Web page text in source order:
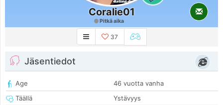
Coralie01
Pitkä aika
37
Jäsentiedot
Age
46 vuotta vanha
Täällä
Ystävyys